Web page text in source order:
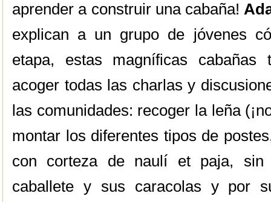
aprender a construir una cabaña!
explican a un grupo de jóvenes
etapa, estas magníficas cabañas
acoger todas las charlas y
las comunidades: recoger la leña
montar los diferentes tipos de
con corteza de naulí et paja,
caballete y sus caracolas y por